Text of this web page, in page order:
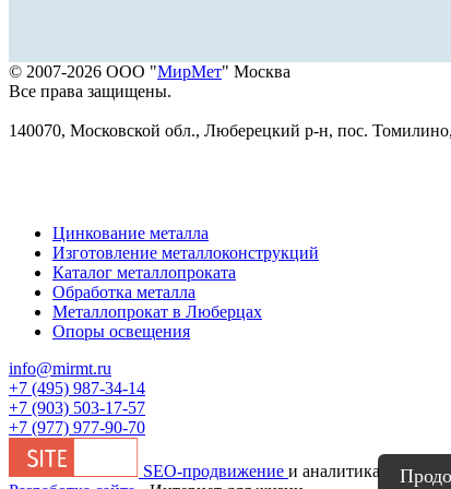
© 2007-2026 ООО "МирМет" Москва
Все права защищены.
140070, Московской обл., Люберецкий р-н, пос. Томилино,
Цинкование металла
Изготовление металлоконструкций
Каталог металлопроката
Обработка металла
Металлопрокат в Люберцах
Опоры освещения
info@mirmt.ru
+7 (495) 987-34-14
+7 (903) 503-17-57
+7 (977) 977-90-70
SEO-продвижение и аналитика